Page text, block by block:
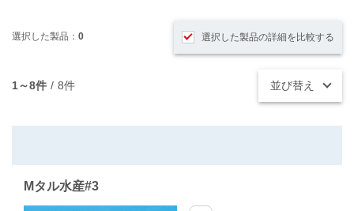
選択した製品： 0 選択した製品の詳細を比較する
1～8件 / 8件 並び替え
Mタル水産#3